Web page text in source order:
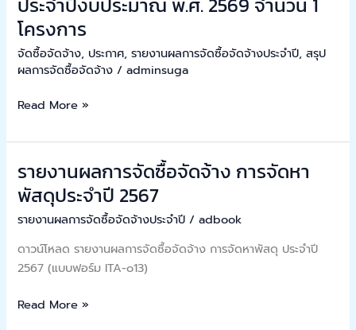
ปีงบประมาณ
พ.ศ.
2569
จำนวน
โครงการ
โครงการ
จัดซื้อจัดจ้าง, ประกาศ,รายงานผลการจัดซื้อจัดจ้างประจำปี,สรุป
ผลการจัดซื้อจัดจ้าง /adminsuga
จังหวัด
พัทลุง
เรื่อง
เผย
แผนการ
ซื้อ
จัด
จ้าง
ประจำ
ปีงบประมาณ
2569
จำนวน
1
Read More »
รายงานผลการจัดซื้อจัดจ้าง การจัดหา
พัสดุประจำปี 2567
รายงานผลการจัดซื้อจัดจ้างประจำปี /adbook
ดาวน์โหลด รายงานผลการจัดซื้อจัดจ้าง การจัดหาพัสดุ ประจำปี
2567 (แบบฟอร์ม ITA-o13)
รายงาน
ผล
การ
จัด
ซื้อ
จัด
การ
Read More »